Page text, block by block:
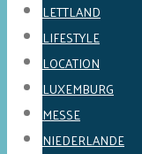
LETTLAND
LIFESTYLE
LOCATION
LUXEMBURG
MESSE
NIEDERLANDE